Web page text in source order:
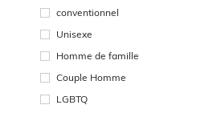
conventionnel
Unisexe
Homme de famille
Couple Homme
LGBTQ